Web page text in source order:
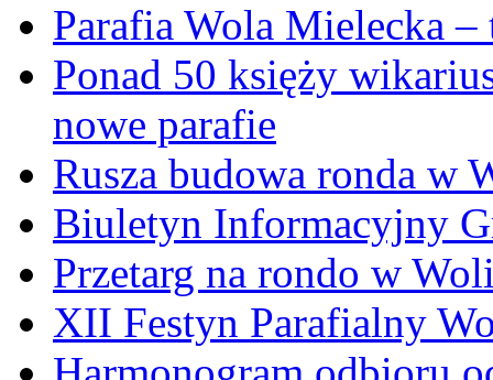
Parafia Wola Mielecka
Ponad 50 księży
nowe parafie
Rusza budowa ronda w
Biuletyn Informacyjny
Przetarg na rondo w
XII Festyn Parafialny